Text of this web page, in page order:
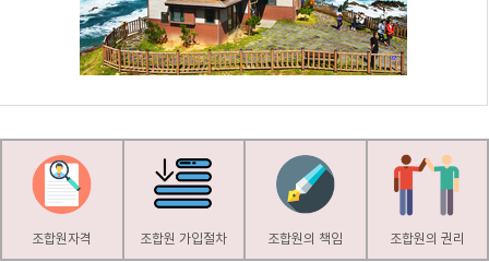
조합원자격 조합원 가입절차 조합원의 책임 조합원의 권리